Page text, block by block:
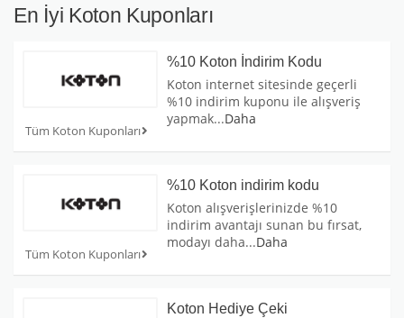
En İyi Koton Kuponları
Tüm Koton Kuponları
%10 Koton İndirim Kodu
Koton internet sitesinde geçerli
%10 indirim kuponu ile alışveriş
yapmak...Daha
Tüm Koton Kuponları
%10 Koton indirim kodu
Koton alışverişlerinizde %10
indirim avantajı sunan bu fırsat,
modayı daha...Daha
Koton Hediye Çeki